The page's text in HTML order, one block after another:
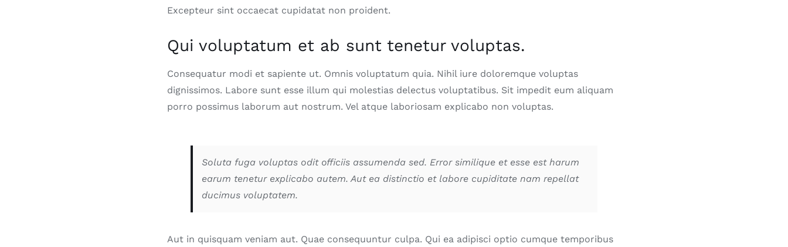
Excepteur sint occaecat cupidatat non proident.
Qui voluptatum et ab sunt tenetur voluptas.
Consequatur modi et sapiente ut. Omnis voluptatum quia. Nihil iure doloremque voluptas
dignissimos. Labore sunt esse illum qui molestias delectus voluptatibus. Sit impedit eum aliquam
porro possimus laborum aut nostrum. Vel atque laboriosam explicabo non voluptas.
Soluta fuga voluptas odit officiis assumenda sed. Error similique et esse est harum
earum tenetur explicabo autem. Aut ea distinctio et labore cupiditate nam repellat
ducimus voluptatem.
Aut in quisquam veniam aut. Quae consequuntur culpa. Qui ea adipisci optio cumque temporibus